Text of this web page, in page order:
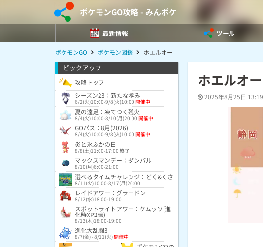
ポケモンGO攻略 - みんポケ
最新情報 ツール
ポケモンGO ポケモン図鑑 ホエルオー
ホエルオー
2025年8月25日 13:19
ピックアップ
攻略トップ
シーズン23：新たな歩み
6/2(火)10:00-9/8(火)10:00 開催中
夏の遠足：凍てつく残火
8/4(火)10:00-8/10(月)20:00 開催中
GOパス：8月(2026)
8/4(火)10:00-9/8(火)10:00 開催中
炎と氷ふかの日
8/8(土)11:00-17:00 終了
マックスマンデー：ダンバル
8/10(月)6:00-21:00
選べるタイムチャレンジ：どく&くさ
8/11(火)10:00-8/17(月)20:00
レイドアワー：グラードン
8/12(水)18:00-19:00
スポットライトアワー：ケムッソ(進
化時XP2倍)
8/13(木)18:00-19:00
進化大乱闘3
8/7(金) - 8/11(火)開催中